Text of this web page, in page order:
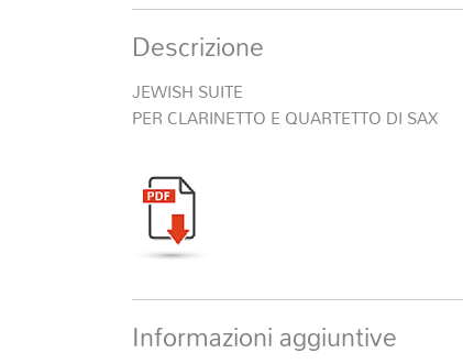
Descrizione
JEWISH SUITE
PER CLARINETTO E QUARTETTO DI SAX
Informazioni aggiuntive